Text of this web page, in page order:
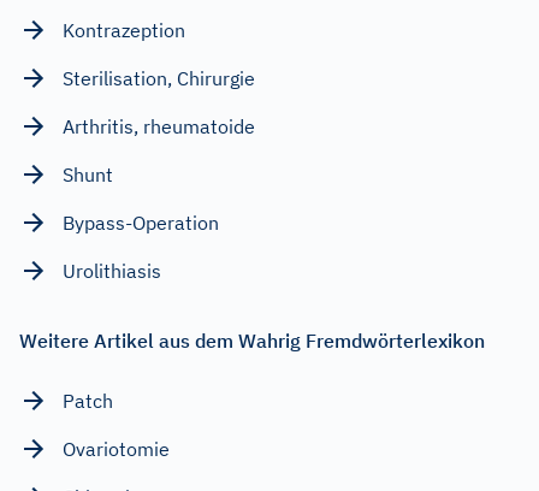
Kontrazeption
Sterilisation, Chirurgie
Arthritis, rheumatoide
Shunt
Bypass-Operation
Urolithiasis
Weitere Artikel aus dem Wahrig Fremdwörterlexikon
Patch
Ovariotomie